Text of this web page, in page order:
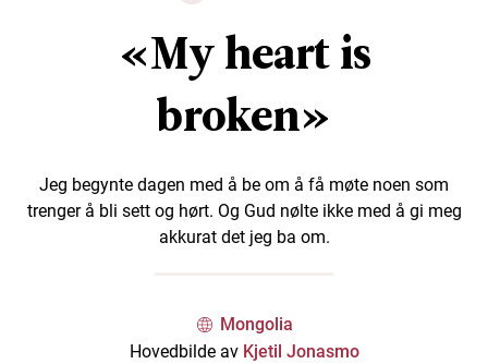
«My heart is
broken»
Jeg begynte dagen med å be om å få møte noen som
trenger å bli sett og hørt. Og Gud nølte ikke med å gi meg
akkurat det jeg ba om.
Mongolia
Hovedbilde av Kjetil Jonasmo